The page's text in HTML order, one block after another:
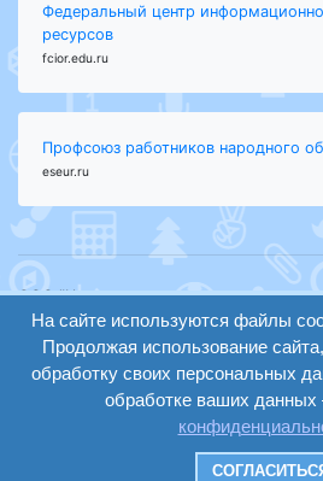
Федеральный центр
ресурсов
fcior.edu.ru
Профсоюз работников народного
eseur.ru
ООО "Центр
образования и
консалтинга"
Волгоград 2008-
2026
вход
На сайте используются файлы
Продолжая использование
обработку своих персональных
обработке ваших